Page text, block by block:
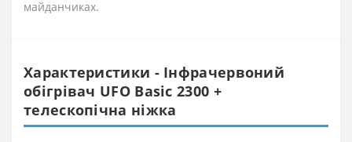
майданчиках.
Характеристики - Інфрачервоний
обігрівач UFO Basic 2300 +
телескопічна ніжка